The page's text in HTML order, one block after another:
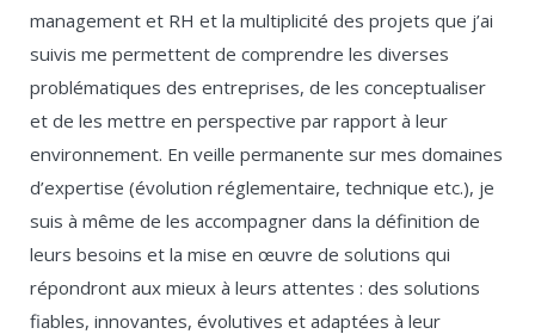
management et RH et la multiplicité des projets que j’ai
suivis me permettent de comprendre les diverses
problématiques des entreprises, de les conceptualiser
et de les mettre en perspective par rapport à leur
environnement. En veille permanente sur mes domaines
d’expertise (évolution réglementaire, technique etc.), je
suis à même de les accompagner dans la définition de
leurs besoins et la mise en œuvre de solutions qui
répondront aux mieux à leurs attentes : des solutions
fiables, innovantes, évolutives et adaptées à leur